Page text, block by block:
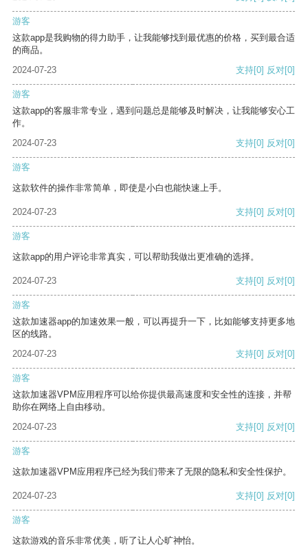
游客
这款app是我购物的得力助手，让我能够找到最优惠的价格，买到最合适
的商品。
2024-07-23
支持[0] 反对[0]
游客
这款app的客服非常专业，遇到问题总是能够及时解决，让我能够安心工
作。
2024-07-23
支持[0] 反对[0]
游客
这款软件的操作非常简单，即使是小白也能快速上手。
2024-07-23 支持[0] 反对[0]
游客
这款app的用户评论非常真实，可以帮助我做出更准确的选择。
2024-07-23 支持[0] 反对[0]
游客
这款加速器app的加速效果一般，可以再提升一下，比如能够支持更多地
区的线路。
2024-07-23
支持[0] 反对[0]
游客
这款加速器VPM应用程序可以给你提供最高速度和安全性的连接，并帮
助你在网络上自由移动。
2024-07-23
支持[0] 反对[0]
游客
这款加速器VPM应用程序已经为我们带来了无限的隐私和安全性保护。
2024-07-23 支持[0] 反对[0]
游客
这款游戏的音乐非常优美，听了让人心旷神怡。